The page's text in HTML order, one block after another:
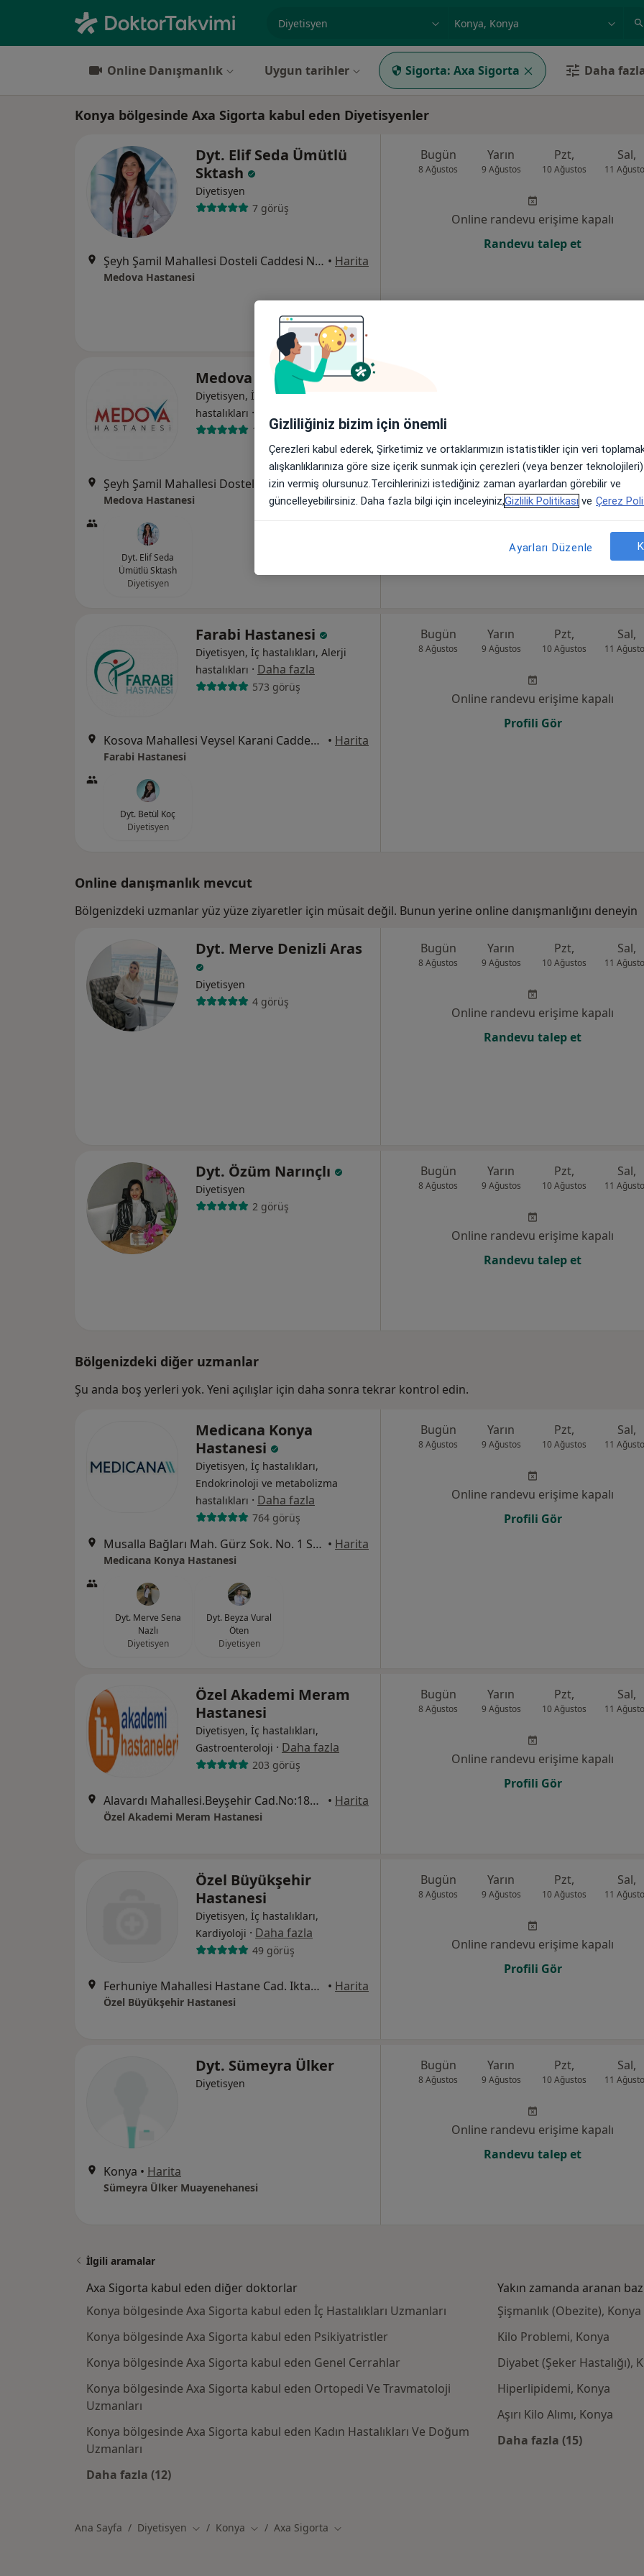
Online Danışmanlık Uygun tarihler Sigorta: Axa Sigorta Daha
Konya bölgesinde Axa Sigorta kabul eden Diyetisyenler
Dyt. Elif Seda Ümütlü
Sktash
Diyetisyen
7 görüş
Şeyh Şamil Mahallesi Dosteli Caddesi No:52/1, Selçuklu • Harita
Medova Hastanesi
Bugün
8 Ağustos
Yarın
9 Ağustos
Pzt,
10 Ağustos
Sal,
11
Online randevu erişime kapalı
Randevu talep et
Medova Hastanesi
Diyetisyen, İç hastalıkları, Alerji
hastalıkları ·
1124 görüş
Şeyh Şamil Mahallesi Dosteli Caddesi No:52/1, Selçuklu •Harita
Medova Hastanesi
Dyt. Elif Seda
Ümütlü Sktash
Diyetisyen
Online randevu erişime kapalı
Profili Gör
Farabi Hastanesi
Diyetisyen, İç hastalıkları, Alerji
hastalıkları · Daha fazla
573 görüş
Kosova Mahallesi Veysel Karani Caddesi Ebru Sokak No: 14, Selçuklu • Harita
Farabi Hastanesi
Dyt. Betül Koç
Diyetisyen
Bugün
8 Ağustos
Yarın
9 Ağustos
Pzt,
10 Ağustos
Sal,
11
Online randevu erişime kapalı
Profili Gör
Online danışmanlık mevcut
Bölgenizdeki uzmanlar yüz yüze ziyaretler için müsait değil. Bunun yerine online danışmanlığını deneyin
Dyt. Merve Denizli Aras
Diyetisyen
4 görüş
Bugün
8 Ağustos
Yarın
9 Ağustos
Pzt,
10 Ağustos
Sal,
11
Online randevu erişime kapalı
Randevu talep et
Dyt. Özüm Narınçlı
Diyetisyen
2 görüş
Bugün
8 Ağustos
Yarın
9 Ağustos
Pzt,
10 Ağustos
Sal,
11
Online randevu erişime kapalı
Randevu talep et
Bölgenizdeki diğer uzmanlar
Şu anda boş yerleri yok. Yeni açılışlar için daha sonra tekrar kontrol edin.
Medicana Konya
Hastanesi
Diyetisyen, İç hastalıkları,
Endokrinoloji ve metabolizma
hastalıkları · Daha fazla
764 görüş
Musalla Bağları Mah. Gürz Sok. No. 1 Selçuklu / Konya, Selçuklu • Harita
Medicana Konya Hastanesi
Dyt. Merve Sena
Nazlı
Diyetisyen
Dyt. Beyza Vural
Öten
Diyetisyen
Bugün
8 Ağustos
Yarın
9 Ağustos
Pzt,
10 Ağustos
Sal,
11
Online randevu erişime kapalı
Profili Gör
Özel Akademi Meram
Hastanesi
Diyetisyen, İç hastalıkları,
Gastroenteroloji · Daha fazla
203 görüş
Alavardı Mahallesi.Beyşehir Cad.No:181, Meram • Harita
Özel Akademi Meram Hastanesi
Bugün
8 Ağustos
Yarın
9 Ağustos
Pzt,
10 Ağustos
Sal,
11
Online randevu erişime kapalı
Profili Gör
Özel Büyükşehir
Hastanesi
Diyetisyen, İç hastalıkları,
Kardiyoloji · Daha fazla
49 görüş
Ferhuniye Mahallesi Hastane Cad. Iktap Sokak, Konya • Harita
Özel Büyükşehir Hastanesi
Bugün
8 Ağustos
Yarın
9 Ağustos
Pzt,
10 Ağustos
Sal,
11
Online randevu erişime kapalı
Profili Gör
Dyt. Sümeyra Ülker
Diyetisyen
Konya • Harita
Sümeyra Ülker Muayenehanesi
Bugün
8 Ağustos
Yarın
9 Ağustos
Pzt,
10 Ağustos
Sal,
11
Online randevu erişime kapalı
Randevu talep et
İlgili aramalar
Axa Sigorta kabul eden diğer doktorlar
Konya bölgesinde Axa Sigorta kabul eden İç Hastalıkları Uzmanları
Konya bölgesinde Axa Sigorta kabul eden Psikiyatristler
Konya bölgesinde Axa Sigorta kabul eden Genel Cerrahlar
Konya bölgesinde Axa Sigorta kabul eden Ortopedi Ve Travmatoloji
Uzmanları
Konya bölgesinde Axa Sigorta kabul eden Kadın Hastalıkları Ve Doğum
Uzmanları
Daha fazla (12)
Yakın zamanda aranan
Şişmanlık (Obezite), Konya
Kilo Problemi, Konya
Diyabet (Şeker Hastalığı),
Hiperlipidemi, Konya
Aşırı Kilo Alımı, Konya
Daha fazla (15)
Ana Sayfa Diyetisyen Şehir değiştir
Konya Şehir değiştir
Axa Sigorta Şehir değiştir
Gizliliğiniz bizim için önemli
Çerezleri kabul ederek, Şirketimiz ve ortaklarımızın istatistikler için veri
alışkanlıklarınıza göre size içerik sunmak için çerezleri (veya benzer
izin vermiş olursunuz.Tercihlerinizi istediğiniz zaman ayarlardan görebilir ve
güncelleyebilirsiniz. Daha fazla bilgi için inceleyiniz,Gizlilik Politikası ve Çerez
Ayarları Düzenle